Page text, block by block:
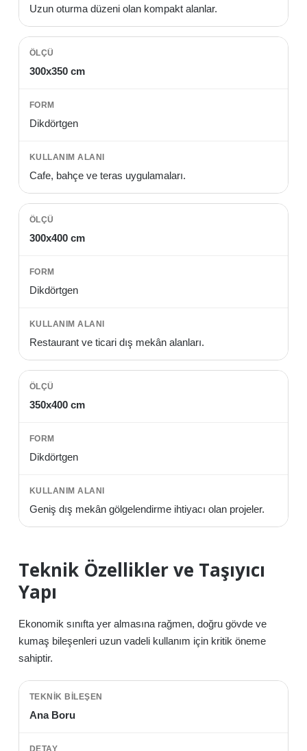
Uzun oturma düzeni olan kompakt alanlar.
300x350 cm
Dikdörtgen
Cafe, bahçe ve teras uygulamaları.
300x400 cm
Dikdörtgen
Restaurant ve ticari dış mekân alanları.
350x400 cm
Dikdörtgen
Geniş dış mekân gölgelendirme ihtiyacı olan projeler.
Teknik Özellikler ve Taşıyıcı
Yapı
Ekonomik sınıfta yer almasına rağmen, doğru gövde ve
kumaş bileşenleri uzun vadeli kullanım için kritik öneme
sahiptir.
Ana Boru